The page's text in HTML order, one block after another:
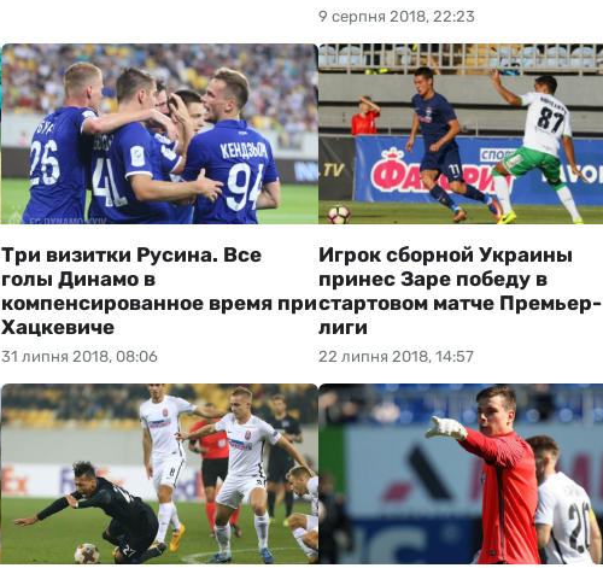
9 серпня 2018, 22:23
31 липня 2018, 08:06
Три визитки Русина. Все
голы Динамо в
компенсированное время при
Хацкевиче
22 липня 2018, 14:57
Игрок сборной Украины
принес Заре победу в
стартовом матче Премьер-
лиги